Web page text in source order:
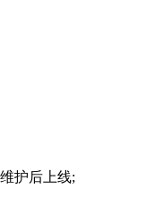
护后上线;